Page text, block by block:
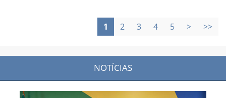
1 2 3 4 5 > >>
NOTÍCIAS